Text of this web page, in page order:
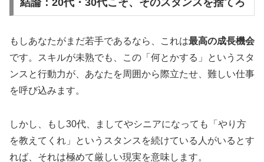
もしあなたがまだ若手であるなら、これは最高の成長機会
です。スキルが未熟でも、この「何とかする」というスタ
ンスと行動力が、あなたを周囲から際立たせ、難しい仕事
を呼び込みます。
しかし、もし30代、ましてやシニアになっても「やり方
を教えてくれ」というスタンスを続けている人がいるとす
れば、それは極めて厳しい現実を意味します。